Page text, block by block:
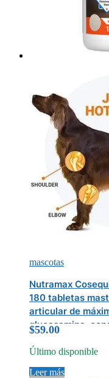
mascotas
Nutramax
180 tabletas
articular de
glucosamina,
$59.00
Último disponible
Leer más